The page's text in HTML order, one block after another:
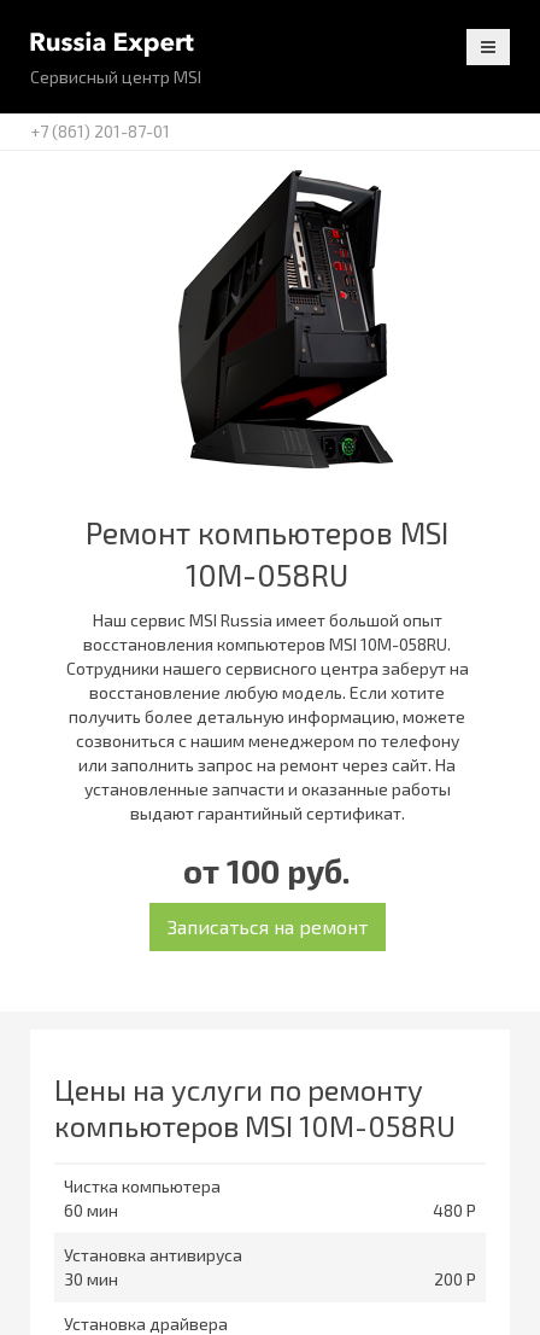
Сервисный центр MSI
+7 (861) 201-87-01
Ремонт компьютеров MSI
10M-058RU
Наш сервис MSI Russia имеет большой опыт
восстановления компьютеров MSI 10M-058RU.
Сотрудники нашего сервисного центра заберут на
восстановление любую модель. Если хотите
получить более детальную информацию, можете
созвониться с нашим менеджером по телефону
или заполнить запрос на ремонт через сайт. На
установленные запчасти и оказанные работы
выдают гарантийный сертификат.
от 100 руб.
Цены на услуги по ремонту
компьютеров MSI 10M-058RU
Чистка компьютера
60
480
Установка антивируса
30
200
Установка драйвера